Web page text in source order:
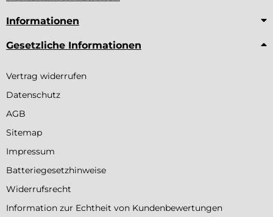
Informationen
Gesetzliche Informationen
Vertrag widerrufen
Datenschutz
AGB
Sitemap
Impressum
Batteriegesetzhinweise
Widerrufsrecht
Information zur Echtheit von Kundenbewertungen